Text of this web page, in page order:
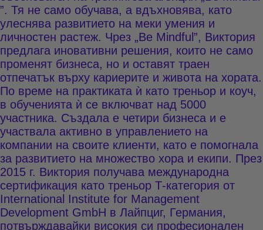
”. Тя не само обучава, а вдъхновява, като
улеснява развитието на меки умения и
личностен растеж. Чрез „Be Mindful”, Виктория
предлага иновативни решения, които не само
променят бизнеса, но и оставят траен
отпечатък върху кариерите и живота на хората.
По време на практиката ѝ като треньор и коуч,
в обученията ѝ се включват над 5000
участника. Създала е четири бизнеса и е
участвала активно в управлението на
компании на своите клиенти, като е помогнала
за развитието на множество хора и екипи. През
2015 г. Виктория получава международна
сертификация като треньор Т-категория от
International Institute for Management
Development GmbH в Лайпциг, Германия,
потвърждавайки високия си професионален